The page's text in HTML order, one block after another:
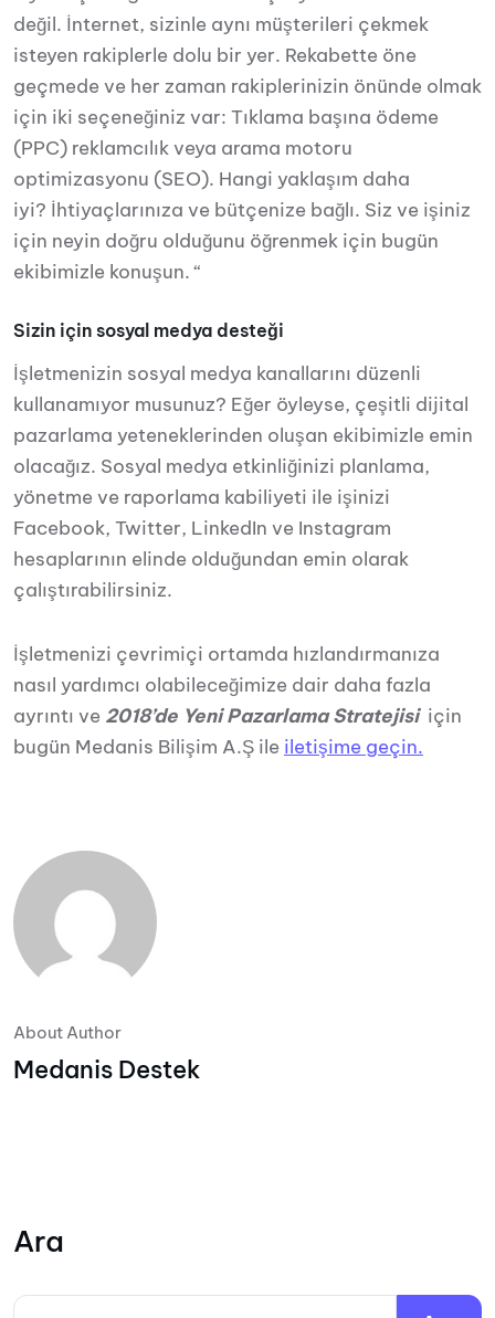
değil. İnternet, sizinle aynı müşterileri çekmek
isteyen rakiplerle dolu bir yer. Rekabette öne
geçmede ve her zaman rakiplerinizin önünde olmak
için iki seçeneğiniz var: Tıklama başına ödeme
(PPC) reklamcılık veya arama motoru
optimizasyonu (SEO). Hangi yaklaşım daha
iyi? İhtiyaçlarınıza ve bütçenize bağlı. Siz ve işiniz
için neyin doğru olduğunu öğrenmek için bugün
ekibimizle konuşun. “
Sizin için sosyal medya desteği
İşletmenizin sosyal medya kanallarını düzenli
kullanamıyor musunuz? Eğer öyleyse, çeşitli dijital
pazarlama yeteneklerinden oluşan ekibimizle emin
olacağız. Sosyal medya etkinliğinizi planlama,
yönetme ve raporlama kabiliyeti ile işinizi
Facebook, Twitter, LinkedIn ve Instagram
hesaplarının elinde olduğundan emin olarak
çalıştırabilirsiniz.
İşletmenizi çevrimiçi ortamda hızlandırmanıza
nasıl yardımcı olabileceğimize dair daha fazla
ayrıntı ve 2018’de Yeni Pazarlama Stratejisi için
bugün Medanis Bilişim A.Ş ile iletişime geçin.
About Author
Medanis Destek
Ara